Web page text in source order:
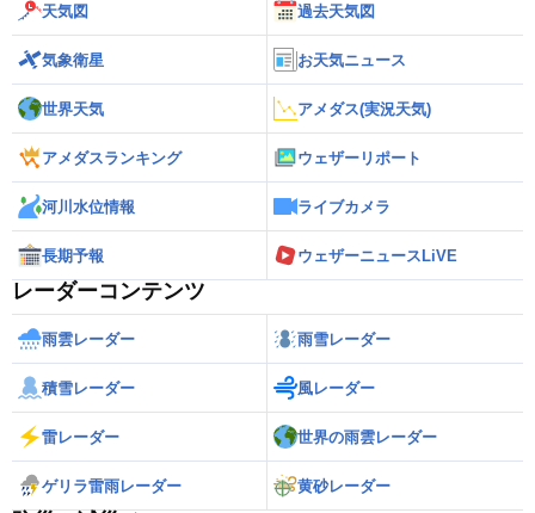
天気図 過去天気図
気象衛星 お天気ニュース
世界天気 アメダス(実況天気)
アメダスランキング ウェザーリポート
河川水位情報 ライブカメラ
長期予報 ウェザーニュースLiVE
レーダーコンテンツ
雨雲レーダー 雨雪レーダー
積雪レーダー 風レーダー
雷レーダー 世界の雨雲レーダー
ゲリラ雷雨レーダー 黄砂レーダー